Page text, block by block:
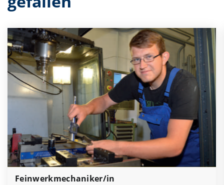
Feinwerkmechaniker/in